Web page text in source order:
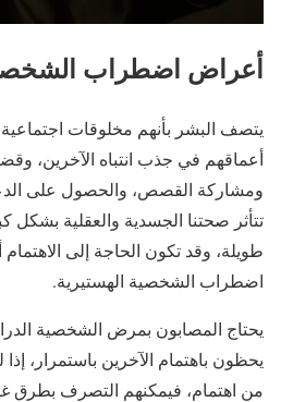
أعراض اضطراب
يتصف البشر بأنهم مخلوقات
أعماقهم في جذب انتباه الآخرين،
ومشاركة القصص، والحصول على
تتأثر صحتنا الجسدية والعقلية بشكل
طويلة، وقد تكون الحاجة إلى
اضطراب الشخصية الهستيرية.
يحتاج المصابون بمرض الشخصية
يحظون باهتمام الآخرين باستمرار،
من اهتمام، فيمكنهم التصرف بطرق